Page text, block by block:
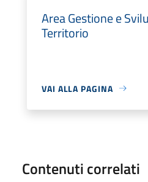
Area Gestione e
Territorio
VAI ALLA PAGINA
Contenuti correlati